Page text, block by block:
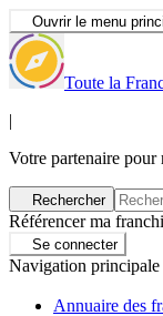
Ouvrir le menu
Toute la
|
Votre partenaire pour
Rechercher
Référencer ma
Se connecter
Navigation principale
Annuaire des